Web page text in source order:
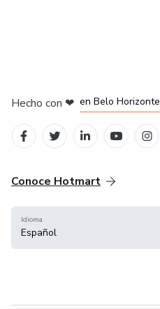
Hecho con ❤ en Belo Horizonte
Conoce Hotmart
Idioma
Español